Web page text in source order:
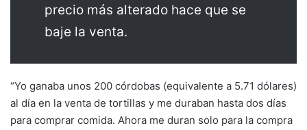
precio más alterado hace que se
baje la venta.
“Yo ganaba unos 200 córdobas (equivalente a 5.71 dólares)
al día en la venta de tortillas y me duraban hasta dos días
para comprar comida. Ahora me duran solo para la compra